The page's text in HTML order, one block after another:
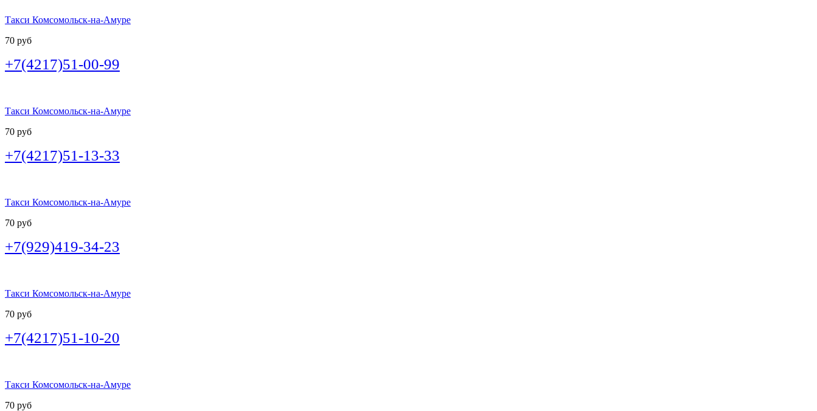
Такси Комсомольск-на-Амуре
70 руб
+7(4217)51-00-99
Такси Комсомольск-на-Амуре
70 руб
+7(4217)51-13-33
Такси Комсомольск-на-Амуре
70 руб
+7(929)419-34-23
Такси Комсомольск-на-Амуре
70 руб
+7(4217)51-10-20
Такси Комсомольск-на-Амуре
70 руб